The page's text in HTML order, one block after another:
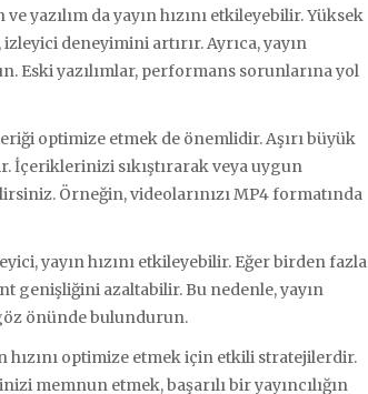
yazılım da yayın hızını etkileyebilir. Yüksek
deneyimini artırır. Ayrıca, yayın
Eski yazılımlar, performans sorunlarına yol
optimize etmek de önemlidir. Aşırı büyük
İçeriklerinizi sıkıştırarak veya uygun
Örneğin, videolarınızı MP4 formatında
yayın hızını etkileyebilir. Eğer birden fazla
genişliğini azaltabilir. Bu nedenle, yayın
önünde bulundurun.
hızını optimize etmek için etkili stratejilerdir.
memnun etmek, başarılı bir yayıncılığın